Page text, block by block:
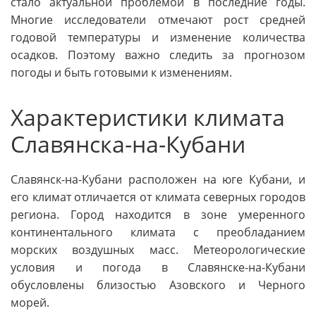
Многие исследователи отмечают рост средней
годовой температуры и изменение количества
осадков. Поэтому важно следить за прогнозом
погоды и быть готовыми к изменениям.
Характеристики климата
Славянска-на-Кубани
Славянск-на-Кубани расположен на юге Кубани, и
его климат отличается от климата северных городов
региона. Город находится в зоне умеренного
континентального климата с преобладанием
морских воздушных масс. Метеорологические
условия и погода в Славянске-на-Кубани
обусловлены близостью Азовского и Черного
морей.